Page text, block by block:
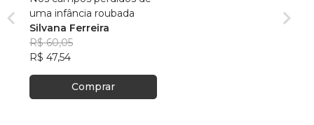
uma infância roubada
Silvana Ferreira
R$ 60,05
R$ 47,54
Comprar